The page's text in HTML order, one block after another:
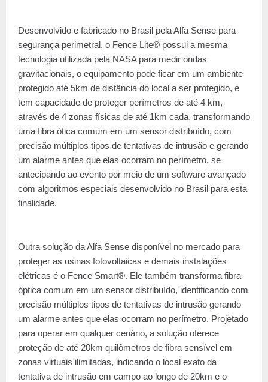
Desenvolvido e fabricado no Brasil pela Alfa Sense para
segurança perimetral, o Fence Lite® possui a mesma
tecnologia utilizada pela NASA para medir ondas
gravitacionais, o equipamento pode ficar em um ambiente
protegido até 5km de distância do local a ser protegido, e
tem capacidade de proteger perímetros de até 4 km,
através de 4 zonas físicas de até 1km cada, transformando
uma fibra ótica comum em um sensor distribuído, com
precisão múltiplos tipos de tentativas de intrusão e gerando
um alarme antes que elas ocorram no perímetro, se
antecipando ao evento por meio de um software avançado
com algoritmos especiais desenvolvido no Brasil para esta
finalidade.
Outra solução da Alfa Sense disponível no mercado para
proteger as usinas fotovoltaicas e demais instalações
elétricas é o Fence Smart®. Ele também transforma fibra
óptica comum em um sensor distribuído, identificando com
precisão múltiplos tipos de tentativas de intrusão gerando
um alarme antes que elas ocorram no perímetro. Projetado
para operar em qualquer cenário, a solução oferece
proteção de até 20km quilômetros de fibra sensível em
zonas virtuais ilimitadas, indicando o local exato da
tentativa de intrusão em campo ao longo de 20km e o